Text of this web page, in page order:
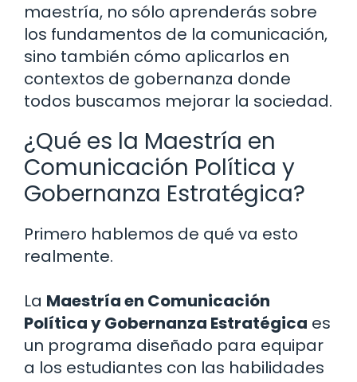
maestría, no sólo aprenderás sobre
los fundamentos de la comunicación,
sino también cómo aplicarlos en
contextos de gobernanza donde
todos buscamos mejorar la sociedad.
¿Qué es la Maestría en
Comunicación Política y
Gobernanza Estratégica?
Primero hablemos de qué va esto
realmente.
La Maestría en Comunicación
Política y Gobernanza Estratégica es
un programa diseñado para equipar
a los estudiantes con las habilidades